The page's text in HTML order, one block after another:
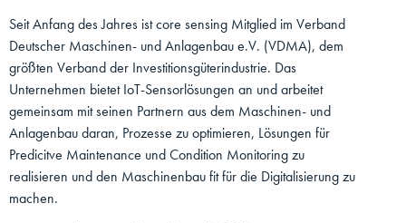
Seit Anfang des Jahres ist core sensing Mitglied im Verband
Deutscher Maschinen- und Anlagenbau e.V. (VDMA), dem
größten Verband der Investitionsgüterindustrie. Das
Unternehmen bietet IoT-Sensorlösungen an und arbeitet
gemeinsam mit seinen Partnern aus dem Maschinen- und
Anlagenbau daran, Prozesse zu optimieren, Lösungen für
Predicitve Maintenance und Condition Monitoring zu
realisieren und den Maschinenbau fit für die Digitalisierung zu
machen.